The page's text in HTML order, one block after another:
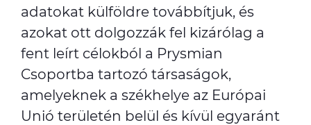
adatokat külföldre továbbítjuk, és
azokat ott dolgozzák fel kizárólag a
fent leírt célokból a Prysmian
Csoportba tartozó társaságok,
amelyeknek a székhelye az Európai
Unió területén belül és kívül egyaránt